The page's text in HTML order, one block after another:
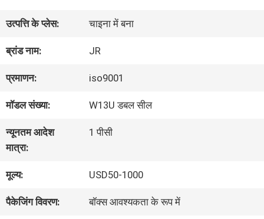
वीडियो
हमारे
बारे
कारखाना
भ्रमण
उत्पत्ति के प्लेस: चाइना में बना
ब्रांड नाम: JR
प्रमाणन: iso9001
मॉडल संख्या: W13U डबल सील
न्यूनतम आदेश
मात्रा:
1 पीसी
मूल्य: USD50-1000
पैकेजिंग विवरण: बॉक्स आवश्यकता के रूप में